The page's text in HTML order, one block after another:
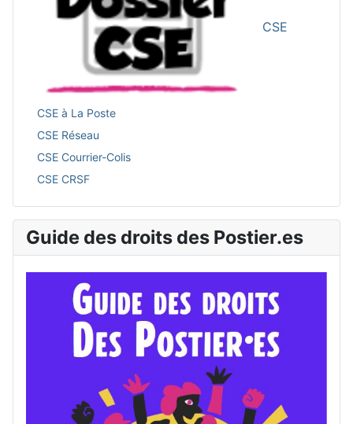
CSE
CSE à La Poste
CSE Réseau
CSE Courrier-Colis
CSE CRSF
Guide des droits des Postier.es